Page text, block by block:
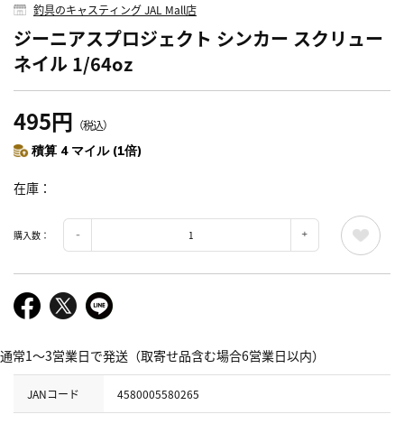
釣具のキャスティング JAL Mall店
ジーニアスプロジェクト シンカー スクリュー
ネイル 1/64oz
495円 （税込）
積算 4 マイル (1倍)
在庫
購入数：
通常1～3営業日で発送（取寄せ品含む場合6営業日以内）
JANコード 4580005580265